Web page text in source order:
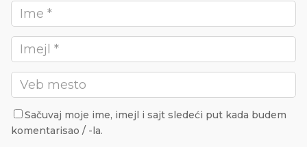
Sačuvaj moje ime, imejl i sajt sledeći put kada budem
komentarisao / -la.